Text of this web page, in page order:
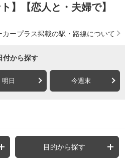
】【恋人と・夫婦で】
カープラス掲載の駅・路線について
付から探す
明日 今週末
目的から探す